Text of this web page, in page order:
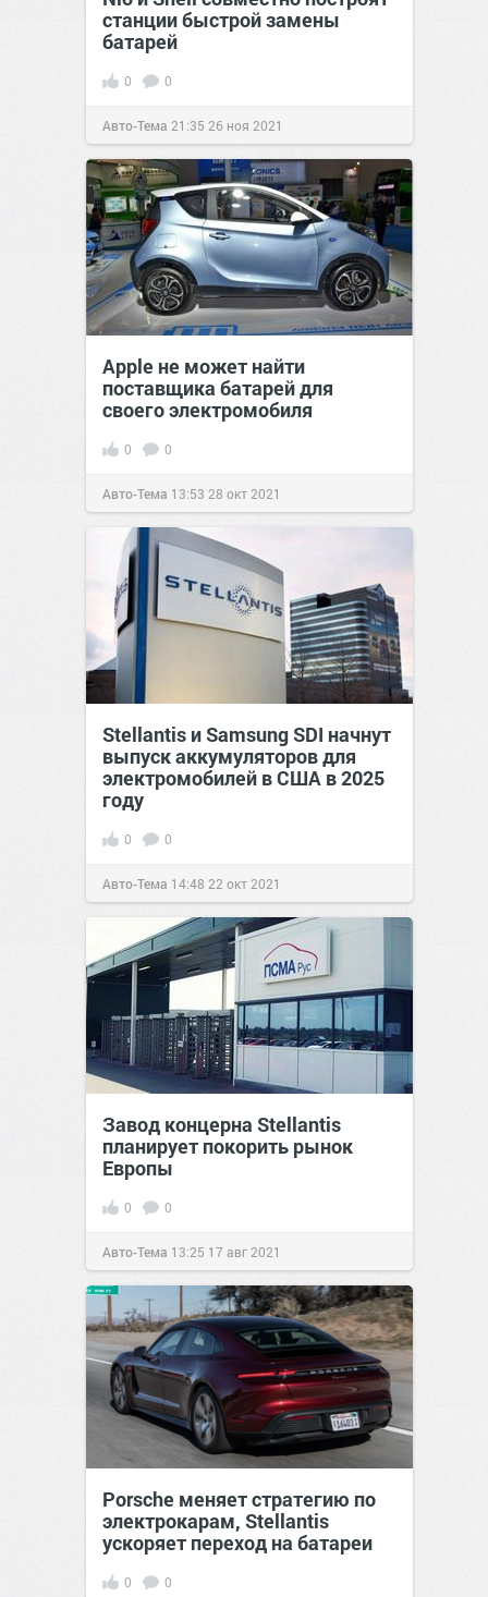
станции быстрой замены
батарей
0 0
Авто-Тема 21:35 26 ноя 2021
Apple не может найти
поставщика батарей для
своего электромобиля
0 0
Авто-Тема 13:53 28 окт 2021
Stellantis и Samsung SDI начнут
выпуск аккумуляторов для
электромобилей в США в 2025
году
0 0
Авто-Тема 14:48 22 окт 2021
Завод концерна Stellantis
планирует покорить рынок
Европы
0 0
Авто-Тема 13:25 17 авг 2021
Porsche меняет стратегию по
электрокарам, Stellantis
ускоряет переход на батареи
0 0